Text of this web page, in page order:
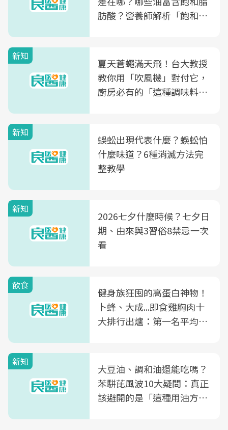
肪酸？營養師解析「飽和脂
新知
夏天蒼蠅滿天飛！台大教授
教你用「吹風機」對付它，
廚房必有的「這種調味料」
新知
蜈蚣出現代表什麼？蜈蚣怕
什麼味道？6種消滅方法完
整教學
新知
2026七夕什麼時候？七夕日
期、由來與3習俗8禁忌一次
看
飲食
健身族狂囤的高蛋白神物！
卜蜂、大成...即食雞胸肉十
大排行出爐：第一名平均一
新知
大豆油、調和油還能吃嗎？
苯駢芘風波10大疑問：真正
該避開的是「這種用油方